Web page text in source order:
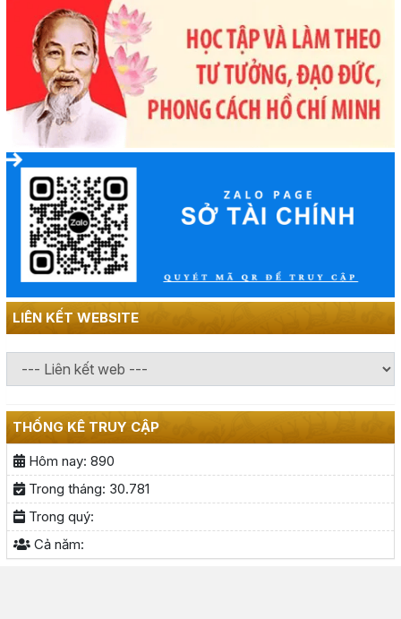
LIÊN KẾT WEBSITE
THỐNG KÊ TRUY CẬP
Hôm nay: 890
Trong tháng: 30.781
Trong quý:
Cả năm: